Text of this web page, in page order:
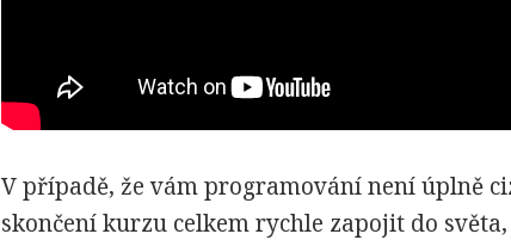
V případě, že vám programování není úplně
skončení kurzu celkem rychle zapojit do